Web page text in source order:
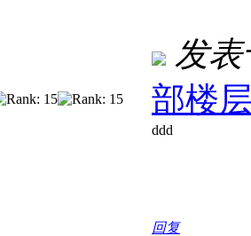
发表
部楼
ddd
回复